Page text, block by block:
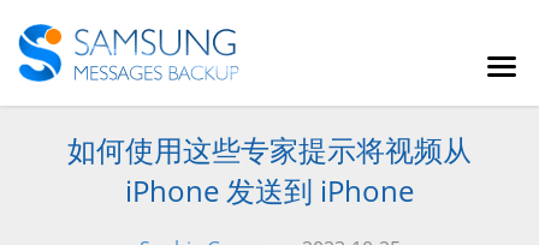
如何使用这些专家提示将视频从
iPhone 发送到 iPhone